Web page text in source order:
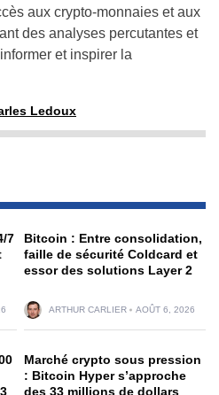
aux crypto-monnaies et aux
des analyses percutantes et
et inspirer la
Ledoux
7
Bitcoin : Entre consolidation,
faille de sécurité Coldcard et
essor des solutions Layer 2
ARTHUR CARLIER AOÛT 6, 2026
Marché crypto sous pression
: Bitcoin Hyper s’approche
des 33 millions de dollars